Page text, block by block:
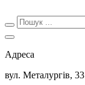
Адреса
вул. Металургів, 33